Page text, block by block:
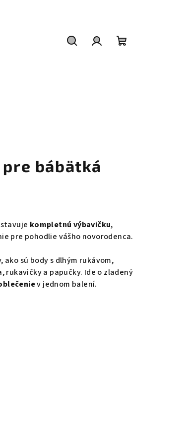
bábätká
kompletnú výbavičku,
pre pohodlie vášho novorodenca.
sú body s dlhým rukávom,
rukavičky a papučky. Ide o zladený
v jednom balení.